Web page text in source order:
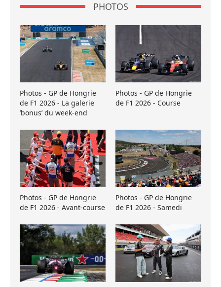
PHOTOS
Photos - GP de Hongrie
de F1 2026 - La galerie
’bonus’ du week-end
Photos - GP de Hongrie
de F1 2026 - Course
Photos - GP de Hongrie
de F1 2026 - Avant-course
Photos - GP de Hongrie
de F1 2026 - Samedi